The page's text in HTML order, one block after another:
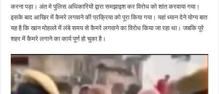
करना पड़ा। अंत मे पुलिस अधिकारियों द्वारा समझाइश कर विरोध को शांत करवाया गया।
इसके बाद आखिर में कैमरे लगवाने की प्रक्रिया को पूरा किया गया। यहां ध्यान देने योग्य बात
यह है कि खान मोहल्ले में लंबे समय से कैमरे लगवाने का विरोध किया जा रहा था। जबकि पूरे
शहर में कैमरे लगाने का कार्य पूर्ण हो चुका है।